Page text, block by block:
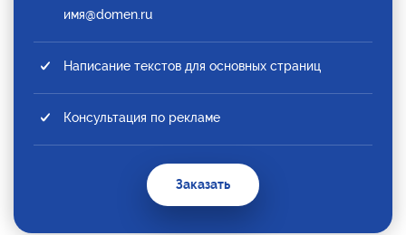
имя@domen.ru
Написание текстов для основных страниц
Консультация по рекламе
Заказать